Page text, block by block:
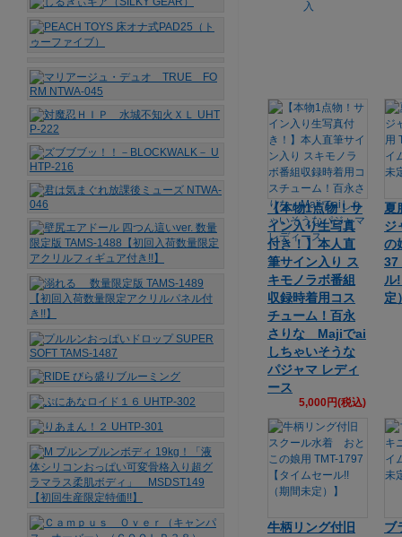
【本物1点物！サ
イン入り生写真
付き！】本人直
筆サイン入り ス
キモノラボ番組
収録時着用コス
チューム！百永
さりな Majiでai
しちゃいそうな
パジャマ レディ
ース
5,000円(税込)
夏
ジ
の
37
ル
定
牛柄リング付旧
ブ